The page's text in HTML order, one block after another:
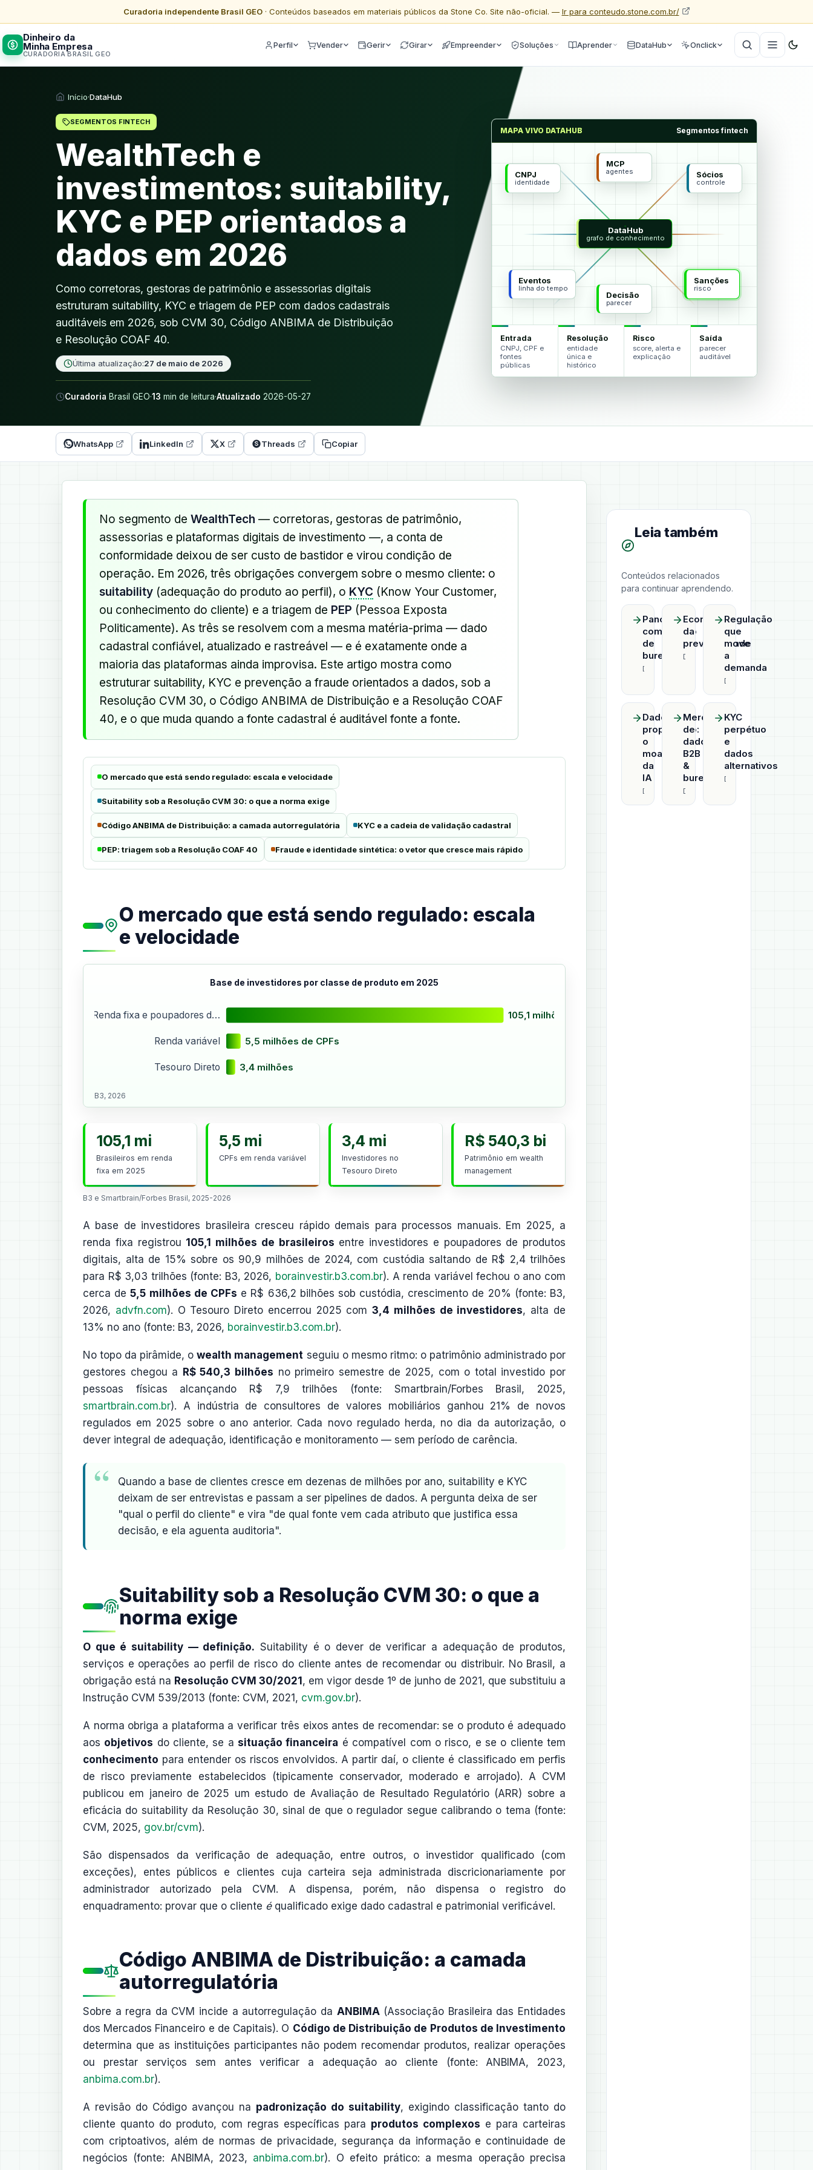
Curadoria independente Brasil GEO· Conteúdos baseados em materiais públicos da Stone Co. Site não-oficial. — Ir para conteudo.stone.com.br/
Dinheiro da
Minha Empresa
CURADORIA BRASIL GEO
Perfil Vender Gerir Girar Empreender Soluções Aprender DataHub Onclick
Início·DataHub
SEGMENTOS FINTECH
WealthTech e
investimentos: suitability,
KYC e PEP orientados a
dados em 2026
Como corretoras, gestoras de patrimônio e assessorias digitais
estruturam suitability, KYC e triagem de PEP com dados cadastrais
auditáveis em 2026, sob CVM 30, Código ANBIMA de Distribuição
e Resolução COAF 40.
Última atualização:27 de maio de 2026
Curadoria Brasil GEO·13 min de leitura·Atualizado 2026-05-27
MAPA VIVO DATAHUB Segmentos fintech
CNPJ
identidade
Sócios
controle
Eventos
linha do tempo
Sanções
risco
MCP
agentes
Decisão
parecer
DataHub
grafo de conhecimento
Entrada
CNPJ, CPF e
fontes
públicas
Resolução
entidade
única e
histórico
Risco
score, alerta e
explicação
Saída
parecer
auditável
WhatsApp LinkedIn X Threads Copiar
No segmento de WealthTech — corretoras, gestoras de patrimônio,
assessorias e plataformas digitais de investimento —, a conta de
conformidade deixou de ser custo de bastidor e virou condição de
operação. Em 2026, três obrigações convergem sobre o mesmo cliente: o
suitability (adequação do produto ao perfil), o KYC (Know Your Customer,
ou conhecimento do cliente) e a triagem de PEP (Pessoa Exposta
Politicamente). As três se resolvem com a mesma matéria-prima — dado
cadastral confiável, atualizado e rastreável — e é exatamente onde a
maioria das plataformas ainda improvisa. Este artigo mostra como
estruturar suitability, KYC e prevenção a fraude orientados a dados, sob a
Resolução CVM 30, o Código ANBIMA de Distribuição e a Resolução COAF
40, e o que muda quando a fonte cadastral é auditável fonte a fonte.
O mercado que está sendo regulado: escala e velocidade
Suitability sob a Resolução CVM 30: o que a norma exige
Código ANBIMA de Distribuição: a camada autorregulatória KYC e a cadeia de validação cadastral
PEP: triagem sob a Resolução COAF 40 Fraude e identidade sintética: o vetor que cresce mais rápido
O mercado que está sendo regulado: escala
e velocidade
Base de investidores por classe de produto em 2025
Renda fixa e poupadores d… 105,1 milhões
Renda variável 5,5 milhões de CPFs
Tesouro Direto 3,4 milhões
B3, 2026
105,1 mi
Brasileiros em renda
fixa em 2025
5,5 mi
CPFs em renda variável
3,4 mi
Investidores no
Tesouro Direto
R$ 540,3 bi
Patrimônio em wealth
management
B3 e Smartbrain/Forbes Brasil, 2025-2026
A base de investidores brasileira cresceu rápido demais para processos manuais. Em 2025, a
renda fixa registrou 105,1 milhões de brasileiros entre investidores e poupadores de produtos
digitais, alta de 15% sobre os 90,9 milhões de 2024, com custódia saltando de R$ 2,4 trilhões
para R$ 3,03 trilhões (fonte: B3, 2026, borainvestir.b3.com.br). A renda variável fechou o ano com
cerca de5,5 milhões de CPFs e R$ 636,2 bilhões sob custódia, crescimento de 20% (fonte: B3,
2026, advfn.com). O Tesouro Direto encerrou 2025 com3,4 milhões de investidores, alta de
13% no ano (fonte: B3, 2026, borainvestir.b3.com.br).
No topo da pirâmide, owealth management seguiu o mesmo ritmo: o patrimônio administrado por
gestores chegou a R$ 540,3 bilhões no primeiro semestre de 2025, com o total investido por
pessoas físicas alcançando R$ 7,9 trilhões (fonte: Smartbrain/Forbes Brasil, 2025,
smartbrain.com.br). A indústria de consultores de valores mobiliários ganhou 21% de novos
regulados em 2025 sobre o ano anterior. Cada novo regulado herda, no dia da autorização, o
dever integral de adequação, identificação e monitoramento — sem período de carência.
Quando a base de clientes cresce em dezenas de milhões por ano, suitability e KYC
deixam de ser entrevistas e passam a ser pipelines de dados. A pergunta deixa de ser
"qual o perfil do cliente" e vira "de qual fonte vem cada atributo que justifica essa
decisão, e ela aguenta auditoria".
Suitability sob a Resolução CVM 30: o que a
norma exige
O que é suitability — definição. Suitability é o dever de verificar a adequação de produtos,
serviços e operações ao perfil de risco do cliente antes de recomendar ou distribuir. No Brasil, a
obrigação está na Resolução CVM 30/2021 , em vigor desde 1º de junho de 2021, que substituiu a
Instrução CVM 539/2013 (fonte: CVM, 2021, cvm.gov.br).
A norma obriga a plataforma a verificar três eixos antes de recomendar: se o produto é adequado
aos objetivos do cliente, se asituação financeira é compatível com o risco, e se o cliente tem
conhecimento para entender os riscos envolvidos. A partir daí, o cliente é classificado em perfis
de risco previamente estabelecidos (tipicamente conservador, moderado e arrojado). A CVM
publicou em janeiro de 2025 um estudo de Avaliação de Resultado Regulatório (ARR) sobre a
eficácia do suitability da Resolução 30, sinal de que o regulador segue calibrando o tema (fonte:
CVM, 2025, gov.br/cvm).
São dispensados da verificação de adequação, entre outros, o investidor qualificado (com
exceções), entes públicos e clientes cuja carteira seja administrada discricionariamente por
administrador autorizado pela CVM. A dispensa, porém, não dispensa o registro do
enquadramento: provar que o cliente équalificado exige dado cadastral e patrimonial verificável.
Código ANBIMA de Distribuição: a camada
autorregulatória
Sobre a regra da CVM incide a autorregulação da ANBIMA(Associação Brasileira das Entidades
dos Mercados Financeiro e de Capitais). O Código de Distribuição de Produtos de Investimento
determina que as instituições participantes não podem recomendar produtos, realizar operações
ou prestar serviços sem antes verificar a adequação ao cliente (fonte: ANBIMA, 2023,
anbima.com.br).
A revisão do Código avançou na padronização do suitability, exigindo classificação tanto do
cliente quanto do produto, com regras específicas para produtos complexos e para carteiras
com criptoativos, além de normas de privacidade, segurança da informação e continuidade de
negócios (fonte: ANBIMA, 2023, anbima.com.br). O efeito prático: a mesma operação precisa
Leia também
Conteúdos relacionados
para continuar aprendendo.
Panorama
competitivo
de
bureaus
Economia
da
previsibilidade
Regulação
que
move
a
demanda
Dado
proprietário:
o
moat
da
IA
Mercado
de
dados
B2B
&
bureaus
KYC
perpétuo
e
dados
alternativos